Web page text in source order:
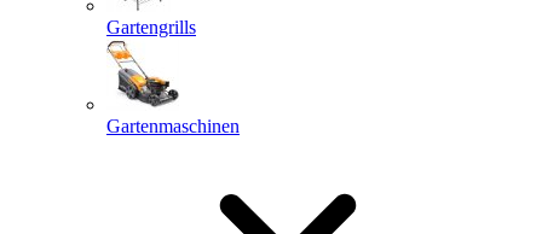
Gartengrills
Gartenmaschinen